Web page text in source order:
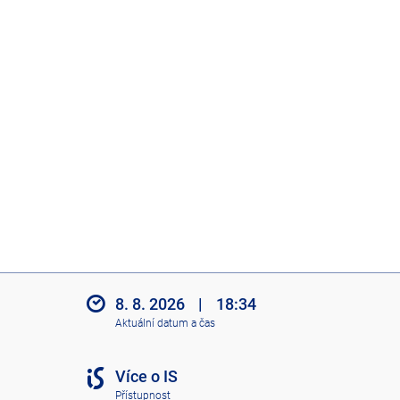
8. 8. 2026 | 18:34
Aktuální datum a čas
Více o IS
Přístupnost